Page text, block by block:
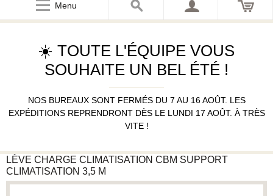
Menu
☀️ TOUTE L'ÉQUIPE VOUS
SOUHAITE UN BEL ÉTÉ !
NOS BUREAUX SONT FERMÉS DU 7 AU 16 AOÛT. LES
EXPÉDITIONS REPRENDRONT DÈS LE LUNDI 17 AOÛT. À TRÈS
VITE !
LÈVE CHARGE CLIMATISATION CBM SUPPORT
CLIMATISATION 3,5 M